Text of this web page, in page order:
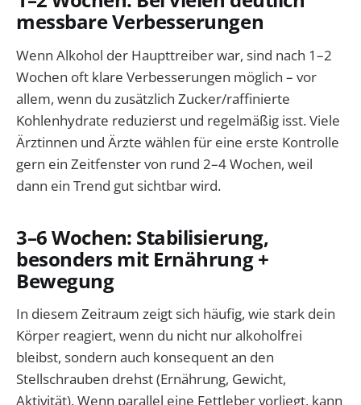
messbare Verbesserungen
Wenn Alkohol der Haupttreiber war, sind nach 1–2
Wochen oft klare Verbesserungen möglich – vor
allem, wenn du zusätzlich Zucker/raffinierte
Kohlenhydrate reduzierst und regelmäßig isst. Viele
Ärztinnen und Ärzte wählen für eine erste Kontrolle
gern ein Zeitfenster von rund 2–4 Wochen, weil
dann ein Trend gut sichtbar wird.
3–6 Wochen: Stabilisierung,
besonders mit Ernährung +
Bewegung
In diesem Zeitraum zeigt sich häufig, wie stark dein
Körper reagiert, wenn du nicht nur alkoholfrei
bleibst, sondern auch konsequent an den
Stellschrauben drehst (Ernährung, Gewicht,
Aktivität). Wenn parallel eine Fettleber vorliegt, kann